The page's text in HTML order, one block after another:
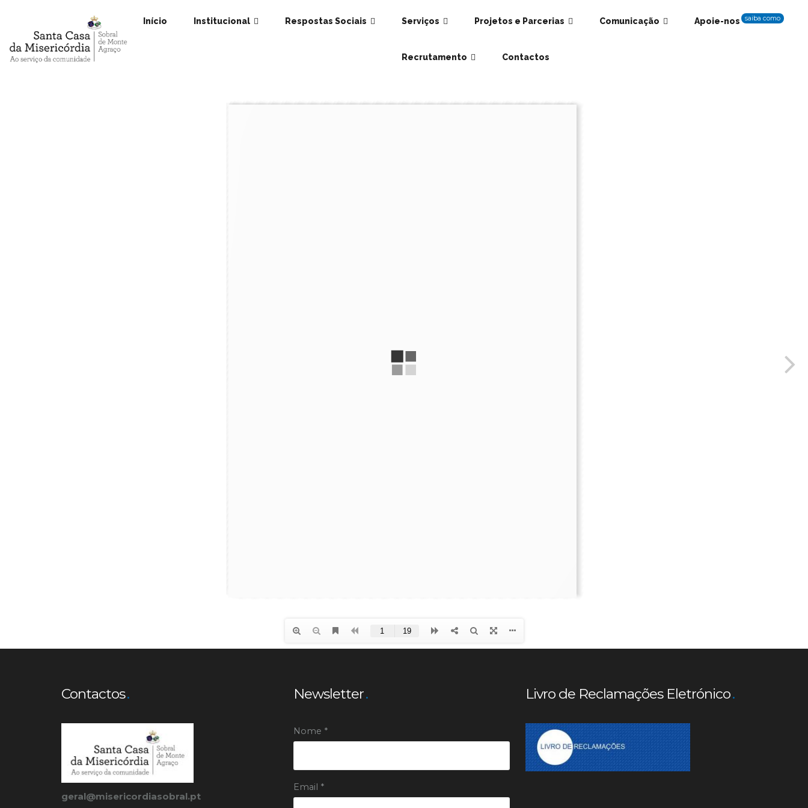
Início Institucional Respostas Sociais Serviços Projetos e Parcerias Comunicação Apoie-nos saiba como
Recrutamento Contactos
Contactos
geral@misericordiasobral.pt
Newsletter
Nome *
Email *
Livro de Reclamações Eletrónico